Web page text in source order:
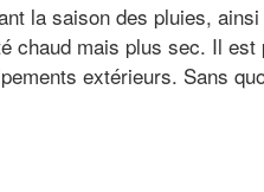
la saison des pluies,
chaud mais plus sec. Il
extérieurs. Sans